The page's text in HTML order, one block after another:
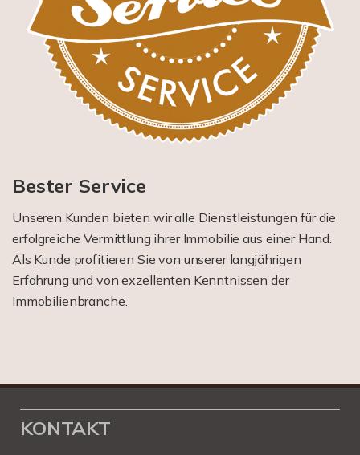
Bester Service
Unseren Kunden bieten wir alle Dienstleistungen für die
erfolgreiche Vermittlung ihrer Immobilie aus einer Hand.
Als Kunde profitieren Sie von unserer langjährigen
Erfahrung und von exzellenten Kenntnissen der
Immobilienbranche.
KONTAKT